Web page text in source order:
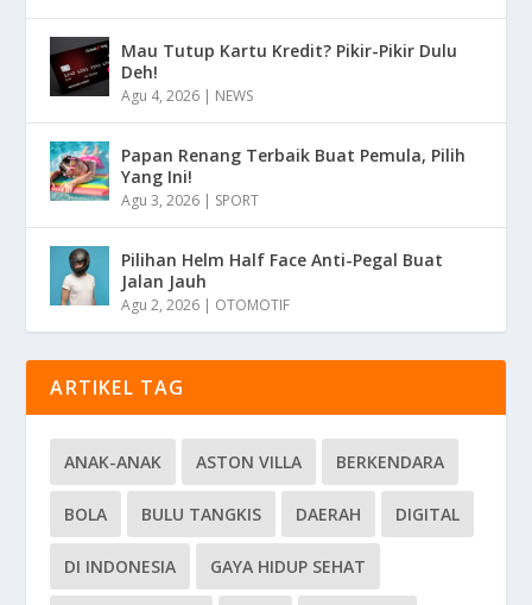
Mau Tutup Kartu Kredit? Pikir-Pikir Dulu
Deh!
Agu 4, 2026 | NEWS
Papan Renang Terbaik Buat Pemula, Pilih
Yang Ini!
Agu 3, 2026 | SPORT
Pilihan Helm Half Face Anti-Pegal Buat
Jalan Jauh
Agu 2, 2026 | OTOMOTIF
ARTIKEL TAG
ANAK-ANAK ASTON VILLA BERKENDARA
BOLA BULU TANGKIS DAERAH DIGITAL
DI INDONESIA GAYA HIDUP SEHAT